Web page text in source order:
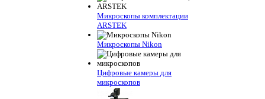
Микроскопы комплектации
ARSTEK
Микроскопы Nikon
Цифровые камеры для
микроскопов